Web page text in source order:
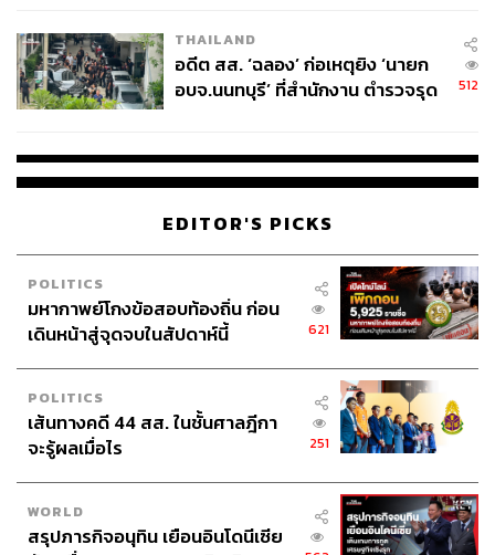
THAILAND
อดีต สส. ‘ฉลอง’ ก่อเหตุยิง ‘นายก
อบจ.นนทบุรี’ ที่สำนักงาน ตำรวจรุด
512
EDITOR'S PICKS
POLITICS
มหากาพย์โกงข้อสอบท้องถิ่น ก่อน
เดินหน้าสู่จุดจบในสัปดาห์นี้
621
POLITICS
เส้นทางคดี 44 สส. ในชั้นศาลฎีกา
จะรู้ผลเมื่อไร
251
WORLD
สรุปภารกิจอนุทิน เยือนอินโดนีเซีย